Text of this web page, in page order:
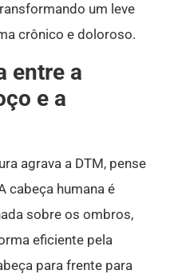
um leve
crônico e doloroso.
entre a
e a
agrava a DTM, pense
cabeça humana é
sobre os ombros,
eficiente pela
para frente para